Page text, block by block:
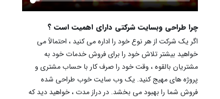
چرا طراحی وبسایت شرکتی دارای اهمیت است ؟
اگر یک شرکت از هر نوع خود را اداره می کنید ، احتمالاً می
خواهید بیشتر تلاش خود را برای فروش خدمات خود به
مشتریان بالقوه ، وقت خود را صرف کار با حساب مشتری و
پروژه های مهیج کنید. یک وب سایت خوب طراحی شده
فروش شما را بهبود می بخشد. در دراز مدت ، خواهید دید که